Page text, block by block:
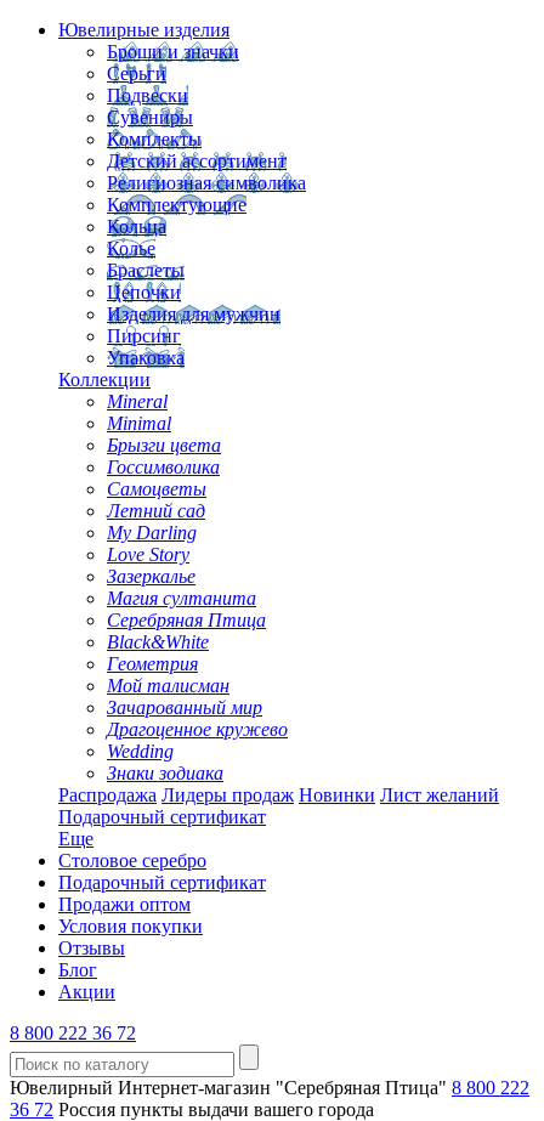
Ювелирные изделия
Броши и значки
Серьги
Подвески
Сувениры
Комплекты
Детский ассортимент
Религиозная символика
Комплектующие
Кольца
Колье
Браслеты
Цепочки
Изделия для мужчин
Пирсинг
Упаковка
Коллекции
Mineral
Minimal
Брызги цвета
Госсимволика
Самоцветы
Летний сад
My Darling
Love Story
Зазеркалье
Магия султанита
Серебряная Птица
Black&White
Геометрия
Мой талисман
Зачарованный мир
Драгоценное кружево
Wedding
Знаки зодиака
Распродажа Лидеры продаж Новинки Лист желаний
Подарочный сертификат
Еще
Столовое серебро
Подарочный сертификат
Продажи оптом
Условия покупки
Отзывы
Блог
Акции
8 800 222 36 72
Ювелирный Интернет-магазин "Серебряная Птица" 8 800 222
36 72 Россия пункты выдачи вашего города